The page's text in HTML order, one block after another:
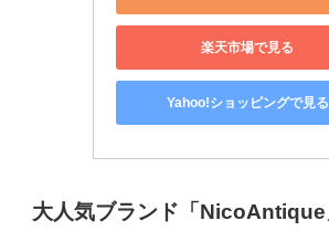
楽天市場で見る
Yahoo!ショッピングで見る
大人気ブランド「 NicoAntique